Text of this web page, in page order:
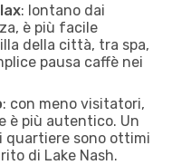
: lontano dai
è più facile
della città, tra spa,
pausa caffè nei
: con meno visitatori,
è più autentico. Un
quartiere sono ottimi
di Lake Nash.